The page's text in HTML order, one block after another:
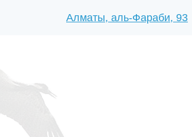
Алматы, аль-Фараби, 93